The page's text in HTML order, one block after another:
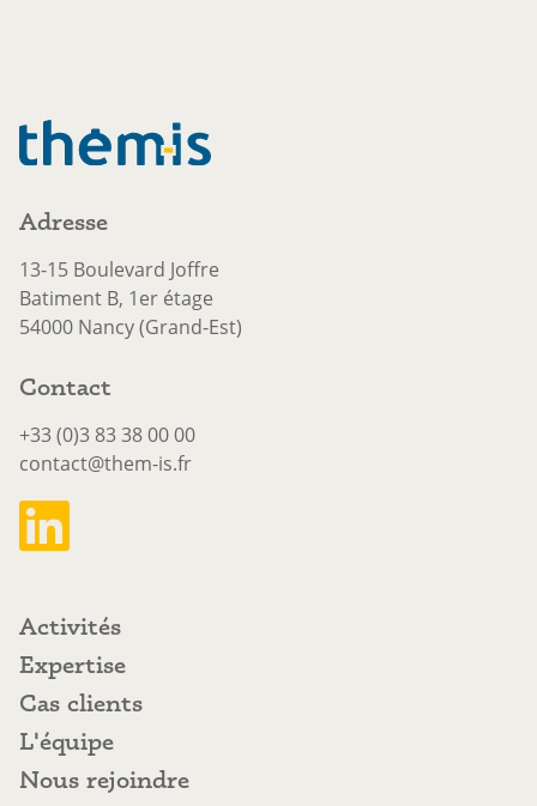
Adresse
13-15 Boulevard Joffre
Batiment B, 1er étage
54000 Nancy (Grand-Est)
Contact
+33 (0)3 83 38 00 00
contact@them-is.fr
Activités
Activités
Expertise
Expertise
Cas clients
Cas clients
L'équipe
L'équipe
Nous rejoindre